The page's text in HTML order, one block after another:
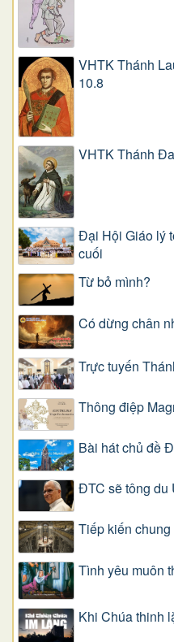
VHTK Thánh
10.8
VHTK Thánh
Đại Hội Giáo lý
cuối
Từ bỏ mình?
Có dừng chân
Trực tuyến
Thông điệp
Bài hát chủ đề
ĐTC sẽ tông du
Tiếp kiến chung
Tình yêu muôn
Khi Chúa thinh